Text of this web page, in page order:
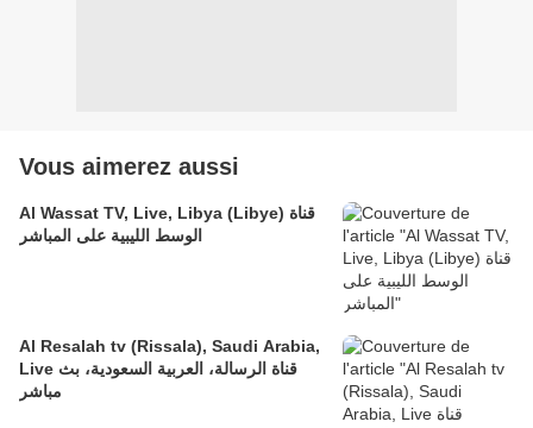
Vous aimerez aussi
Al Wassat TV, Live, Libya (Libye) قناة
الوسط الليبية على المباشر
Al Resalah tv (Rissala), Saudi Arabia,
Live قناة الرسالة، العربية السعودية، بث
مباشر